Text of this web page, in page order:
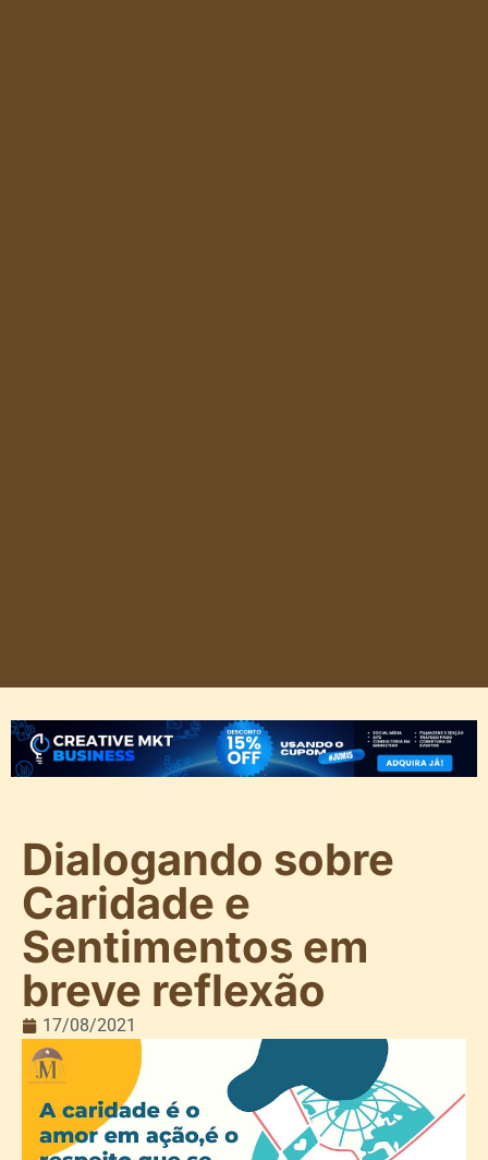
Dialogando sobre
Caridade e
Sentimentos em
breve reflexão
17/08/2021